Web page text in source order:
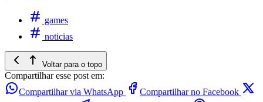
games
noticias
Voltar para o topo
Compartilhar esse post em:
Compartilhar via WhatsApp
Compartilhar no Facebook